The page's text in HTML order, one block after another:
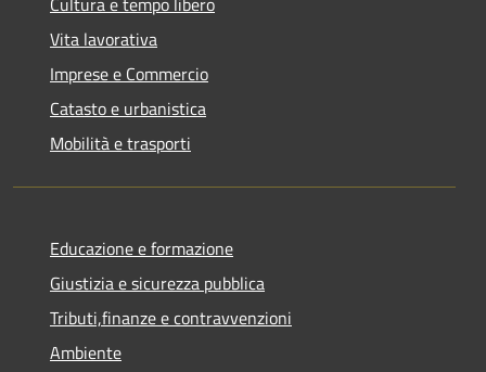
Vita lavorativa
Imprese e Commercio
Catasto e urbanistica
Mobilità e trasporti
Educazione e formazione
Giustizia e sicurezza pubblica
Tributi,finanze e contravvenzioni
Ambiente